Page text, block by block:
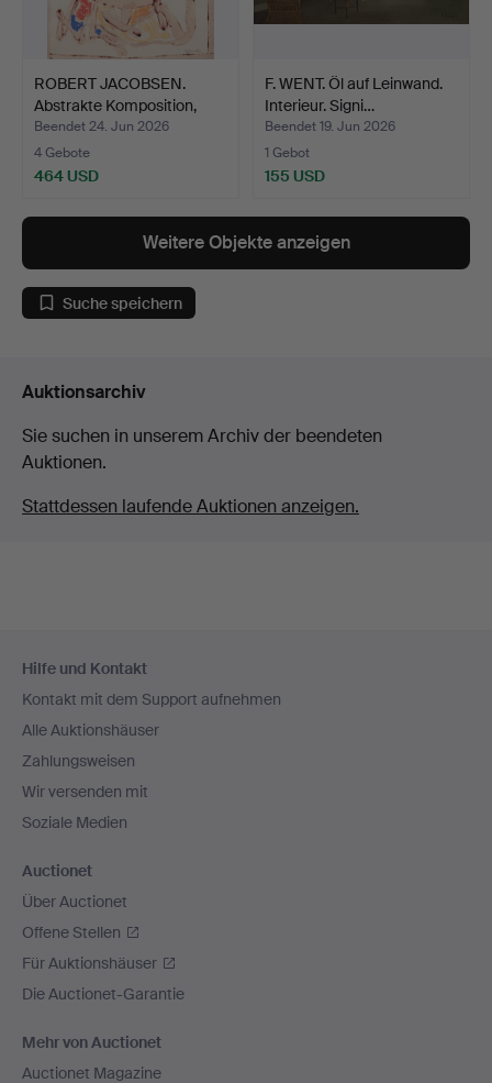
ROBERT JACOBSEN.
Abstrakte Komposition,
Aq…
Beendet 24. Jun 2026
4 Gebote
464 USD
F. WENT. Öl auf Leinwand.
Interieur. Signi…
Beendet 19. Jun 2026
1 Gebot
155 USD
Weitere Objekte anzeigen
Suche speichern
Auktionsarchiv
Sie suchen in unserem Archiv der beendeten
Auktionen.
Stattdessen laufende Auktionen anzeigen.
Navigation
Hilfe und Kontakt
Kontakt mit dem Support aufnehmen
Alle Auktionshäuser
Zahlungsweisen
Wir versenden mit
Soziale Medien
Auctionet
Über Auctionet
Offene Stellen
Für Auktionshäuser
Die Auctionet-Garantie
Mehr von Auctionet
Auctionet Magazine